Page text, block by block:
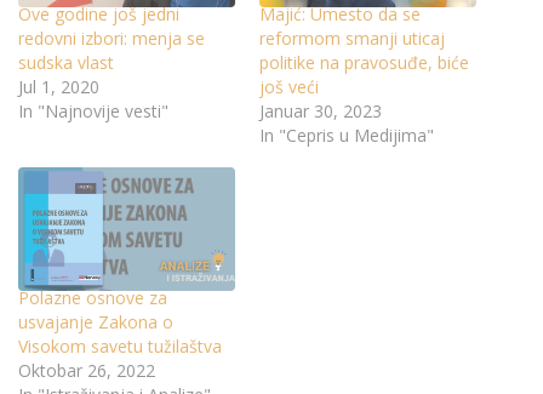
Ove godine još jedni
redovni izbori: menja se
sudska vlast
Jul 1, 2020
In "Najnovije vesti"
Majić: Umesto da se
reformom smanji uticaj
politike na pravosuđe, biće
još veći
Januar 30, 2023
In "Cepris u Medijima"
Polazne osnove za
usvajanje Zakona o
Visokom savetu tužilaštva
Oktobar 26, 2022